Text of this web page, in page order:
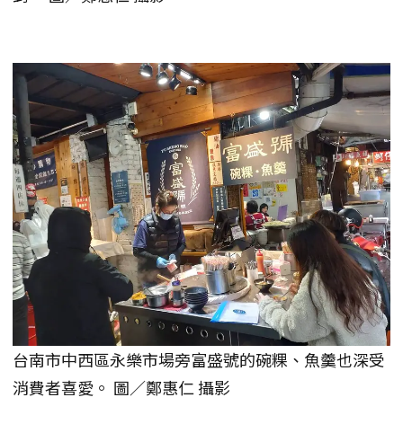
台南市中西區永樂市場旁富盛號的碗粿、魚羹也深受
消費者喜愛。 圖／鄭惠仁 攝影